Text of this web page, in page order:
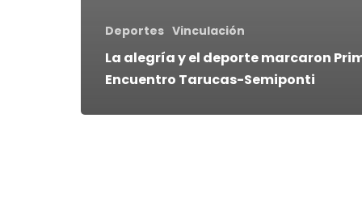
Deportes Vinculación
La alegría y el deporte marcaron
Encuentro Tarucas-Semiponti